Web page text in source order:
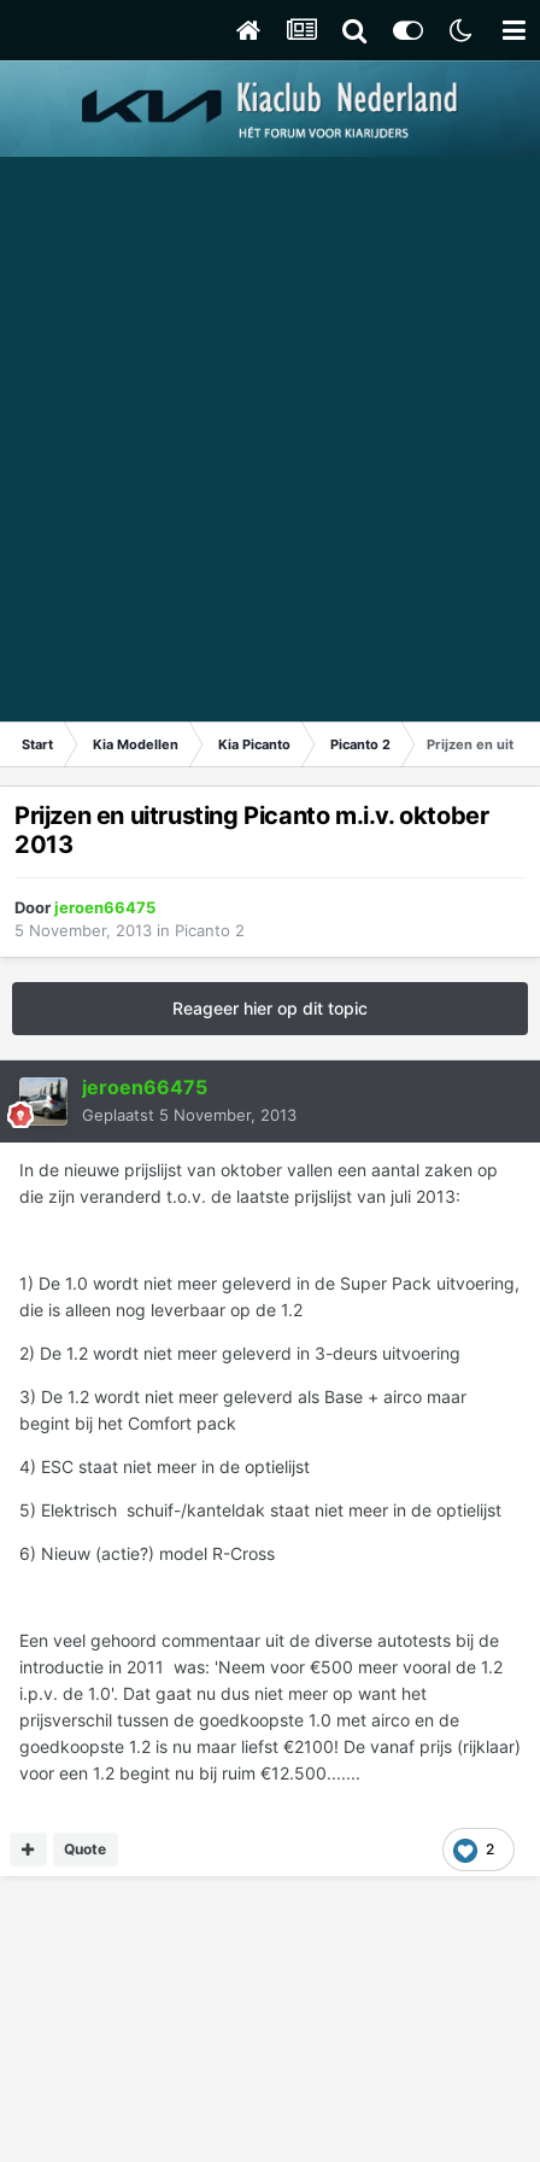
Start Kia Modellen Kia Picanto Picanto 2 Prijzen en
Prijzen en uitrusting Picanto m.i.v. oktober
2013
Doorjeroen66475
5 November, 2013 in Picanto 2
Reageer hier op dit topic
jeroen66475
Geplaatst 5 November, 2013
In de nieuwe prijslijst van oktober vallen een aantal zaken op
die zijn veranderd t.o.v. de laatste prijslijst van juli 2013:
1) De 1.0 wordt niet meer geleverd in de Super Pack uitvoering,
die is alleen nog leverbaar op de 1.2
2) De 1.2 wordt niet meer geleverd in 3-deurs uitvoering
3) De 1.2 wordt niet meer geleverd als Base + airco maar
begint bij het Comfort pack
4) ESC staat niet meer in de optielijst
5) Elektrisch schuif-/kanteldak staat niet meer in de optielijst
6) Nieuw (actie?) model R-Cross
Een veel gehoord commentaar uit de diverse autotests bij de
introductie in 2011 was: 'Neem voor €500 meer vooral de 1.2
i.p.v. de 1.0'. Dat gaat nu dus niet meer op want het
prijsverschil tussen de goedkoopste 1.0 met airco en de
goedkoopste 1.2 is nu maar liefst €2100! De vanaf prijs (rijklaar)
voor een 1.2 begint nu bij ruim €12.500.......
2
Quote